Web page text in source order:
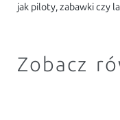
jak piloty, zabawki czy
Zobacz